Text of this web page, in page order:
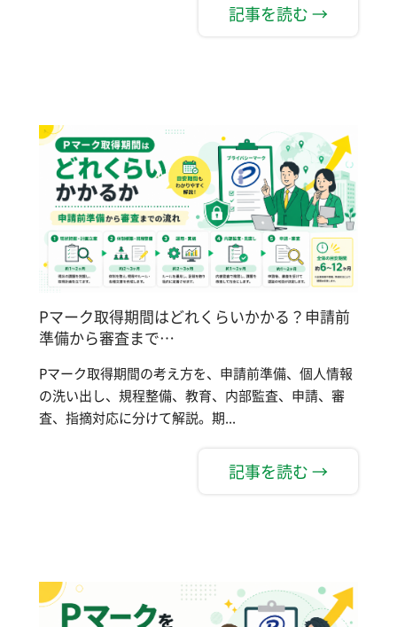
記事を読む →
Pマーク取得期間はどれくらいかかる？申請前
準備から審査まで…
Pマーク取得期間の考え方を、申請前準備、個人情報
の洗い出し、規程整備、教育、内部監査、申請、審
査、指摘対応に分けて解説。期...
記事を読む →